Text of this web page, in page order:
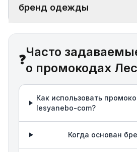
бренд одежды
❓
Часто
о промокодах
Как использовать
lesyanebo-com?
Когда основан